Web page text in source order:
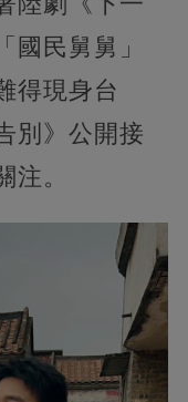
國民舅舅」
得現身台
別》公開接
注。